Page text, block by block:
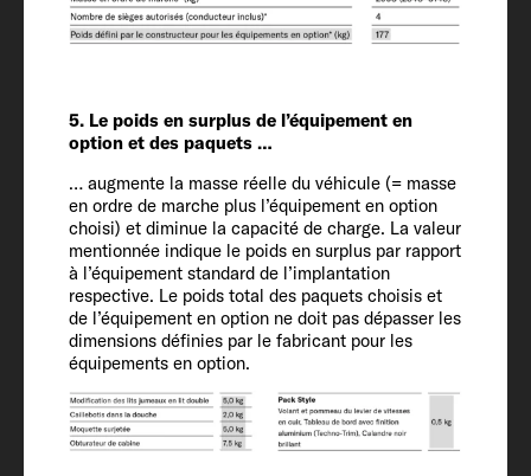
5. Le poids en surplus de l’équipement en
option et des paquets …
… augmente la masse réelle du véhicule (= masse
en ordre de marche plus l’équipement en option
choisi) et diminue la capacité de charge. La valeur
mentionnée indique le poids en surplus par rapport
à l’équipement standard de l’implantation
respective. Le poids total des paquets choisis et
de l’équipement en option ne doit pas dépasser les
dimensions définies par le fabricant pour les
équipements en option.
intérieur
Couchages
Dimensions couchage capucine
200 x 150
Dimensions couchage arrière
190 x 80 / 200 x 80 / 210 x 159